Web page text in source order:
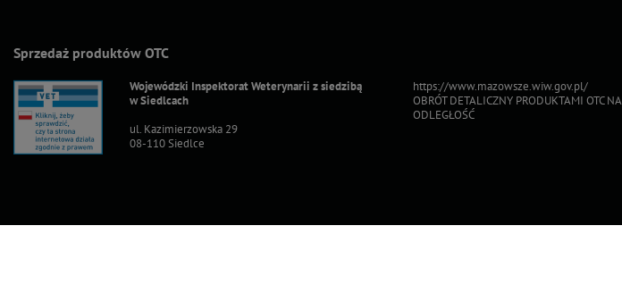
Sprzedaż produktów OTC
Wojewódzki Inspektorat Weterynarii z siedzibą
w Siedlcach
ul. Kazimierzowska 29
08-110 Siedlce
https://www.mazowsze.wiw.gov.pl/
OBRÓT DETALICZNY PRODUKTAMI OTC NA
ODLEGŁOŚĆ